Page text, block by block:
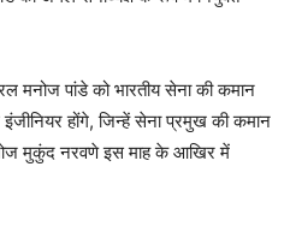
पांडे को भारतीय सेना की कमान
होंगे, जिन्हें सेना प्रमुख की कमान
मुकुंद नरवणे इस माह के आखिर में